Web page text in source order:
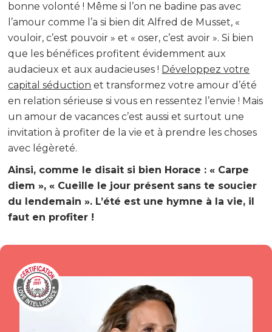
bonne volonté ! Même si l’on ne badine pas avec
l’amour comme l’a si bien dit Alfred de Musset, «
vouloir, c’est pouvoir » et « oser, c’est avoir ». Si bien
que les bénéfices profitent évidemment aux
audacieux et aux audacieuses ! Développez votre
capital séduction et transformez votre amour d’été
en relation sérieuse si vous en ressentez l’envie ! Mais
un amour de vacances c’est aussi et surtout une
invitation à profiter de la vie et à prendre les choses
avec légèreté.
Ainsi, comme le disait si bien Horace : « Carpe
diem », « Cueille le jour présent sans te soucier
du lendemain ». L’été est une hymne à la vie, il
faut en profiter !